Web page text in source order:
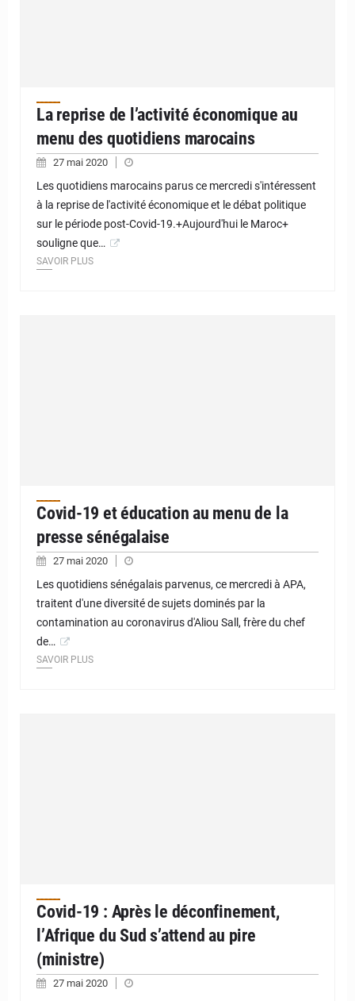
La reprise de l’activité économique au
menu des quotidiens marocains
27 mai 2020
Les quotidiens marocains parus ce mercredi s'intéressent
à la reprise de l'activité économique et le débat politique
sur le période post-Covid-19.+Aujourd'hui le Maroc+
souligne que…
SAVOIR PLUS
Covid-19 et éducation au menu de la
presse sénégalaise
27 mai 2020
Les quotidiens sénégalais parvenus, ce mercredi à APA,
traitent d'une diversité de sujets dominés par la
contamination au coronavirus d'Aliou Sall, frère du chef
de…
SAVOIR PLUS
Covid-19 : Après le déconfinement,
l’Afrique du Sud s’attend au pire
(ministre)
27 mai 2020